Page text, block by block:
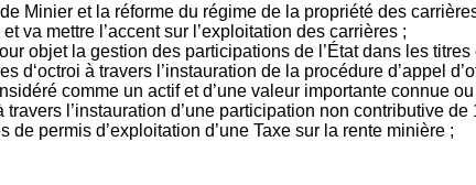
Minier et la réforme du régime de la propriété des
va mettre l’accent sur l’exploitation des carrières ;
objet la gestion des participations de l’État dans les
d‘octroi à travers l’instauration de la procédure d’appel
comme un actif et d’une valeur importante connue
l’instauration d’une participation non contributive
de permis d’exploitation d’une Taxe sur la rente minière ;